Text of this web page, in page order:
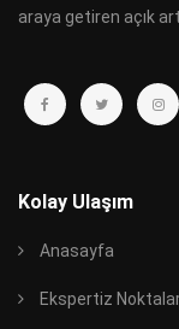
araya getiren açık
Kolay Ulaşım
Anasayfa
Ekspertiz